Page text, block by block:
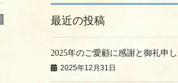
最近の投稿
2025年のご愛顧に感謝と御礼申
2025年12月31日